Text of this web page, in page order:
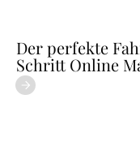
Der perfekte
Schritt Online